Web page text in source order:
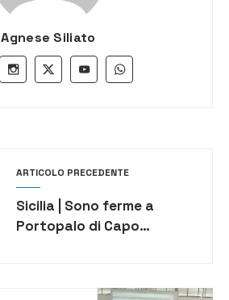
Agnese Siliato
ARTICOLO PRECEDENTE
Sicilia | Sono ferme a
Portopalo di Capo